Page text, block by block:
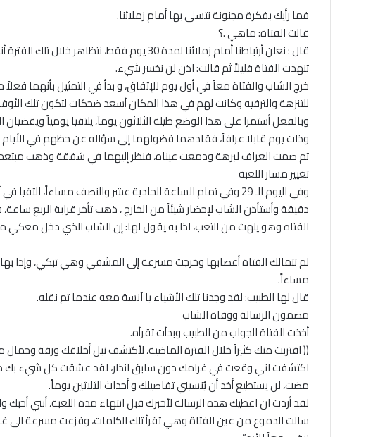
فما رأيك بفكرة مجنونة نتسلى بها أمام زملائنا.
قالت الفتاة: ماهي .؟
قال : نعلن أرتباطنا أمام زملائنا لمدة 30 يوم فقط، نتظاهر خلال تلك الفترة أننا عشاق أمام الجميع .
تنهدت الفتاة قليلاً ثم قالت: اذن لن نخسر شيء.
خرج الشاب والفتاة معاً في أول يوم للإتفاق، و بدأ في التمثيل بأنهما
للتنزهة والترفيه وكانت لهم في هذا المكان أسعد ضحكات لتكون تلك
وبالفعل أستمرا على هذا الوضع طيلة الثلاثون يوماَ، يلتقيا يومياً
وذات يوم قابلا عرافاً، فقادهما فضولهما إلى سؤاله عن حظهم في
ثم صمت العراف لبرهة ودمعت عيناه، فنظر إليهما في شفقة وذهب
تغيير مسار اللعبة
وفي اليوم الـ 29 وفي تمام الساعة الحادية عشر والنصف مساءاً، التقيا في أحد المقاهي لمعرفة ما سوف يقوما به بعد ذلك.
دقيقة وأستأذن الشاب لإحضار شيئاً من الخارج ، ذهب تأخر قرابة الربع
الفتاه وهو يلهث من التعب، اذا به يقول لها: إن الشاب الذي دخل معكي
مساءاً.
قال لها الطبيب: لقد وجدنا تلك الأشياء يا آنسة معه عندما تم نقله.
مضمون الرسالة ووفاة الشاب
أخذت الفتاة الجواب من الطبيب وبدأت تقرأه.
(( اقتربت منك كثيراً خلال الفترة الماضية، لأكتشف نبل أخلاقك ورقة
اكتشفت اني وقعت في غرامك دون سابق انذار، لقد عشقت كل شيء بك
مضت، لن يستطيع أخد أن يُنسيني تفاصيلك و أحداث الثلاثين يوماً.
لقد أردت ان اعطيك هذه الرسالة لأخبرك قبل انتهاء مدة اللعبة، أنني
سالت الدموع من عين الفتاة وهي تقرأ تلك الكلمات، وفزعت مسرعة الى